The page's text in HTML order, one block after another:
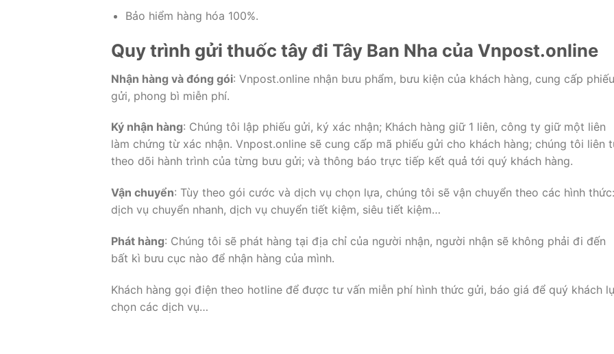
Bảo hiểm hàng hóa 100%.
Quy trình gửi thuốc tây đi Tây Ban Nha của Vnpost.online
Nhận hàng và đóng gói: Vnpost.online nhận bưu phẩm, bưu kiện của khách hàng, cung cấp phiếu
gửi, phong bì miễn phí.
Ký nhận hàng: Chúng tôi lập phiếu gửi, ký xác nhận; Khách hàng giữ 1 liên, công ty giữ một liên
làm chứng từ xác nhận. Vnpost.online sẽ cung cấp mã phiếu gửi cho khách hàng; chúng tôi liên
theo dõi hành trình của từng bưu gửi; và thông báo trực tiếp kết quả tới quý khách hàng.
Vận chuyển: Tùy theo gói cước và dịch vụ chọn lựa, chúng tôi sẽ vận chuyển theo các hình thức:
dịch vụ chuyển nhanh, dịch vụ chuyển tiết kiệm, siêu tiết kiệm…
Phát hàng: Chúng tôi sẽ phát hàng tại địa chỉ của người nhận, người nhận sẽ không phải đi đến
bất kì bưu cục nào để nhận hàng của mình.
Khách hàng gọi điện theo hotline để được tư vấn miễn phí hình thức gửi, báo giá để quý khách
chọn các dịch vụ…